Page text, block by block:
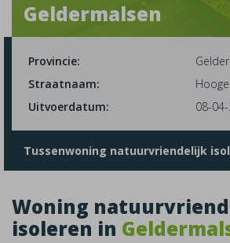
Geldermalsen
Provincie:
Straatnaam:
Uitvoerdatum:
08-
Tussenwoning natuurvriendelijk
Woning
isoleren in